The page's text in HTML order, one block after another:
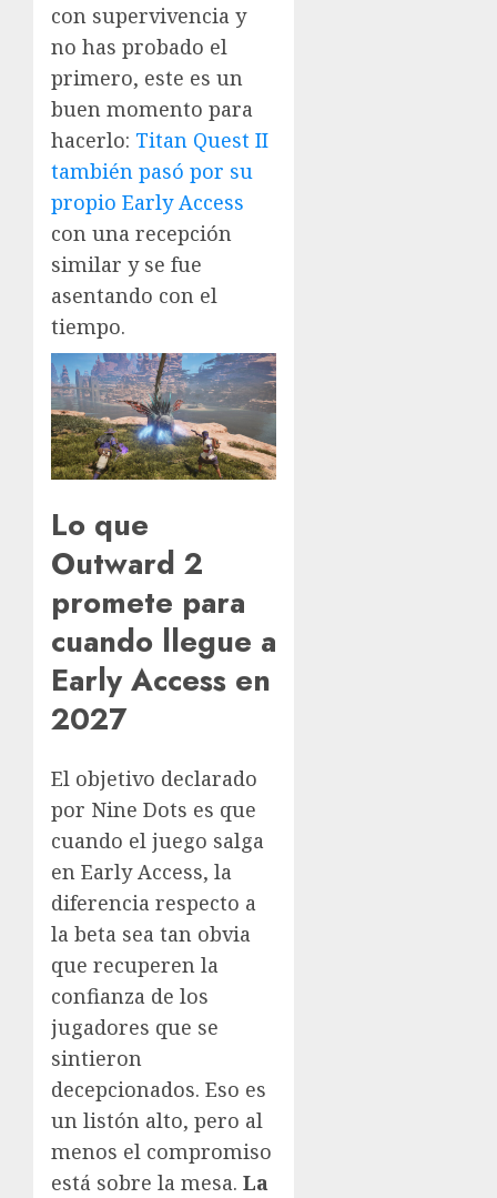
con supervivencia y
no has probado el
primero, este es un
buen momento para
hacerlo: Titan Quest II
también pasó por su
propio Early Access
con una recepción
similar y se fue
asentando con el
tiempo.
Lo que
Outward 2
promete para
cuando llegue a
Early Access en
2027
El objetivo declarado
por Nine Dots es que
cuando el juego salga
en Early Access, la
diferencia respecto a
la beta sea tan obvia
que recuperen la
confianza de los
jugadores que se
sintieron
decepcionados. Eso es
un listón alto, pero al
menos el compromiso
está sobre la mesa. La